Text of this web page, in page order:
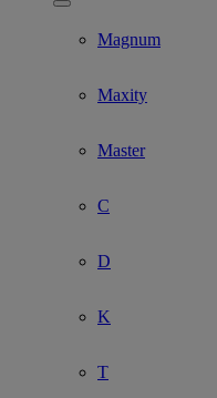
Show submenu for Model
Magnum
Maxity
Master
C
D
K
T